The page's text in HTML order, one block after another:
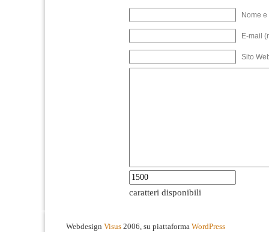
Nome
E-mail
Sito
caratteri disponibili
Webdesign Visus 2006, su piattaforma WordPress